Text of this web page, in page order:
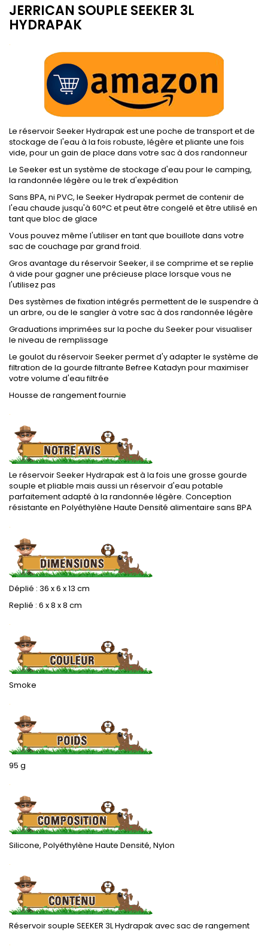
JERRICAN SOUPLE SEEKER 3L
HYDRAPAK
.
Le réservoir Seeker Hydrapak est une poche de transport et de
stockage de l'eau à la fois robuste, légère et pliante une fois
vide, pour un gain de place dans votre sac à dos randonneur
Le Seeker est un système de stockage d'eau pour le camping,
la randonnée légère ou le trek d'expédition
Sans BPA, ni PVC, le Seeker Hydrapak permet de contenir de
l'eau chaude jusqu'à 60°C et peut être congelé et être utilisé en
tant que bloc de glace
Vous pouvez même l'utiliser en tant que bouillote dans votre
sac de couchage par grand froid.
Gros avantage du réservoir Seeker, il se comprime et se replie
à vide pour gagner une précieuse place lorsque vous ne
l'utilisez pas
Des systèmes de fixation intégrés permettent de le suspendre à
un arbre, ou de le sangler à votre sac à dos randonnée légère
Graduations imprimées sur la poche du Seeker pour visualiser
le niveau de remplissage
Le goulot du réservoir Seeker permet d'y adapter le système de
filtration de la gourde filtrante Befree Katadyn pour maximiser
votre volume d'eau filtrée
Housse de rangement fournie
.
Le réservoir Seeker Hydrapak est à la fois une grosse gourde
souple et pliable mais aussi un réservoir d'eau potable
parfaitement adapté à la randonnée légère. Conception
résistante en Polyéthylène Haute Densité alimentaire sans BPA
.
Déplié : 36 x 6 x 13 cm
Replié : 6 x 8 x 8 cm
.
Smoke
.
95 g
.
Silicone, Polyéthylène Haute Densité, Nylon
.
Réservoir souple SEEKER 3L Hydrapak avec sac de rangement
.